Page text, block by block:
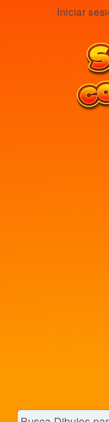
Iniciar